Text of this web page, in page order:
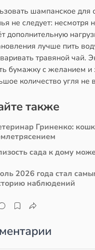
шампанское для
не следует:
дополнительную
лучше пить
травяной чай.
бумажку с желанием и
количество угля не
также
Гриненко:
сада к дому
2026 года стал
наблюдений